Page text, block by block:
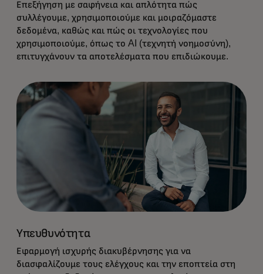
Τηρούμε τα υψηλότερα πρότυπα
υπευθυνότητας για τα δεδομένα και την
Επεξήγηση με σαφήνεια και απλότητα πώς
συλλέγουμε, χρησιμοποιούμε και μοιραζόμαστε
δεδομένα, καθώς και πώς οι τεχνολογίες που
χρησιμοποιούμε, όπως το AI (τεχνητή νοημοσύνη),
επιτυγχάνουν τα αποτελέσματα που επιδιώκουμε.
Υπευθυνότητα
Εφαρμογή ισχυρής διακυβέρνησης για να
διασφαλίζουμε τους ελέγχους και την εποπτεία στη